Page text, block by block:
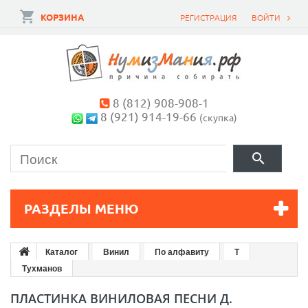
ВОЙТИ
РЕГИСТРАЦИЯ
КОРЗИНА
8 (812) 908-908-1
8 (921) 914-19-66 (скупка)
РАЗДЕЛЫ МЕНЮ
Каталог Винил По алфавиту
Т
Тухманов
ПЛАСТИНКА ВИНИЛОВАЯ ПЕСНИ Д.